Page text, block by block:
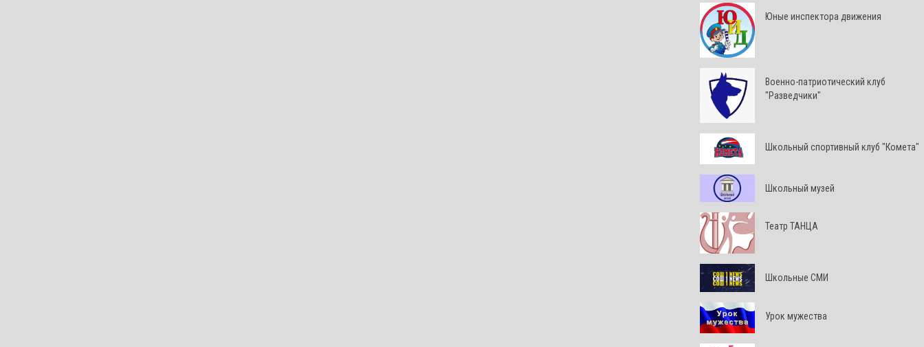
Юные инспектора движения
Военно-патриотический клуб
"Разведчики"
Школьный спортивный клуб "Комета"
Школьный музей
Театр ТАНЦА
Школьные СМИ
Урок мужества